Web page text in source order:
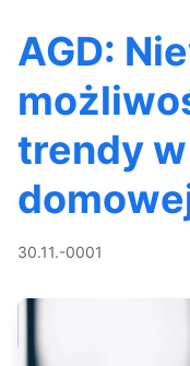
AGD:
trendy
30.11.-0001